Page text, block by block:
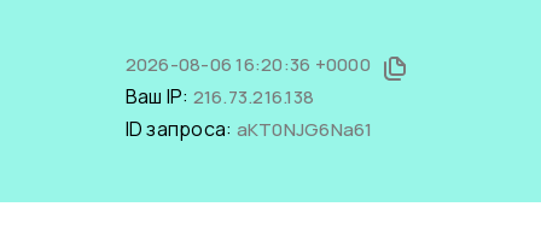
2026-08-06 16:20:36 +0000
Ваш IP: 216.73.216.138
ID запроса: aKT0NJG6Na61